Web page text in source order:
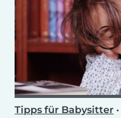
Tipps für Babysitter •